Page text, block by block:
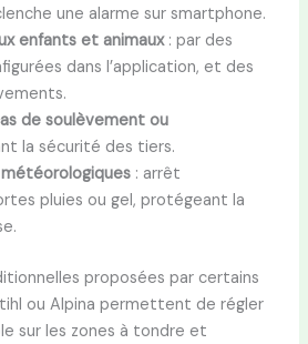
une alarme sur smartphone.
enfants et animaux: par des
dans l’application, et des
de soulèvement ou
la sécurité des tiers.
: arrêt
pluies ou gel, protégeant la
proposées par certains
ou Alpina permettent de régler
sur les zones à tondre et